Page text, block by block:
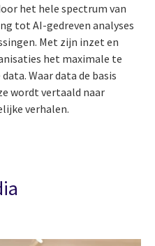
het hele spectrum van
tot AI-gedreven analyses
Met zijn inzet en
het maximale te
Waar data de basis
wordt vertaald naar
verhalen.